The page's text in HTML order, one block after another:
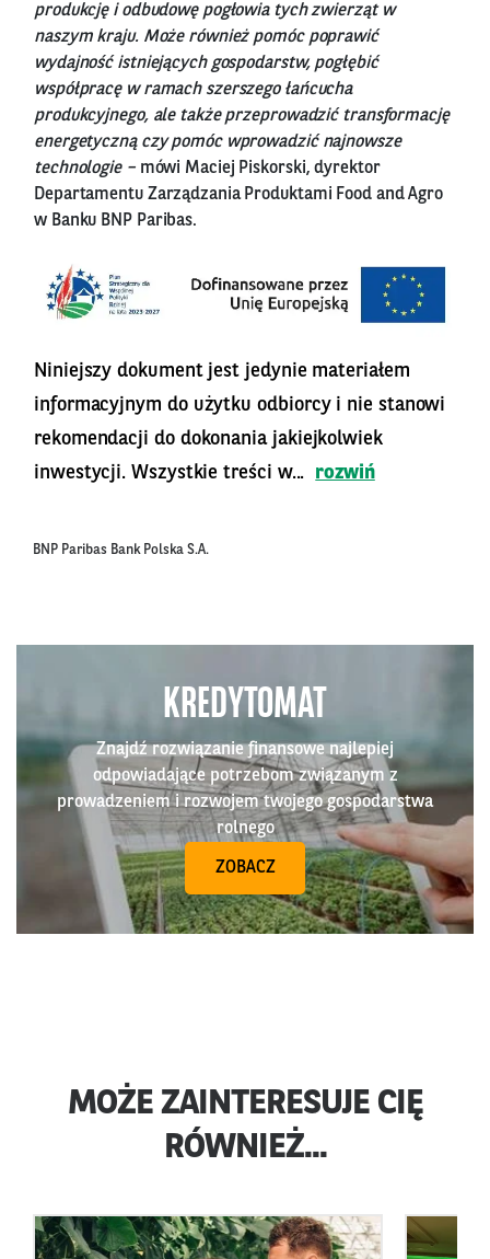
produkcję i odbudowę pogłowia tych zwierząt w
naszym kraju. Może również pomóc poprawić
wydajność istniejących gospodarstw, pogłębić
współpracę w ramach szerszego łańcucha
produkcyjnego, ale także przeprowadzić transformację
energetyczną czy pomóc wprowadzić najnowsze
technologie – mówi Maciej Piskorski, dyrektor
Departamentu Zarządzania Produktami Food and Agro
w Banku BNP Paribas.
Niniejszy dokument jest jedynie materiałem
informacyjnym do użytku odbiorcy i nie stanowi
rekomendacji do dokonania jakiejkolwiek
inwestycji. Wszystkie treści w...
rozwiń
BNP Paribas Bank Polska S.A.
KREDYTOMAT
Znajdź rozwiązanie finansowe najlepiej
odpowiadające potrzebom związanym z
prowadzeniem i rozwojem twojego gospodarstwa
rolnego
ZOBACZ
MOŻE ZAINTERESUJE CIĘ
RÓWNIEŻ...